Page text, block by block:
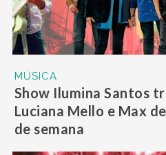
MÚSICA
Show Ilumina Santos
Luciana Mello e Max
de semana